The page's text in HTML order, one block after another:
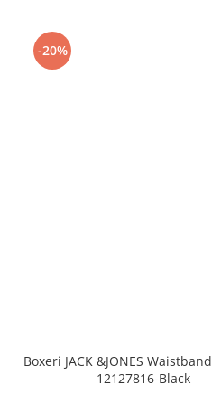
-20%
Boxeri JACK &JONES
12127816-Black